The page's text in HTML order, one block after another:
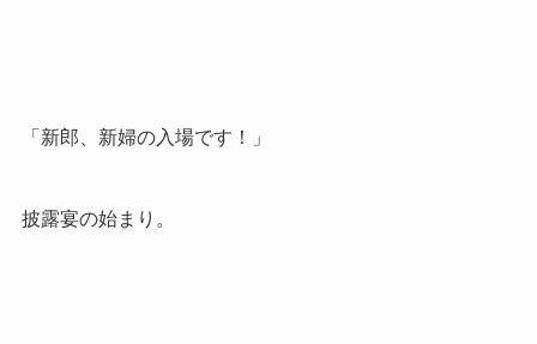
「新郎、新婦の入場です！」
披露宴の始まり。